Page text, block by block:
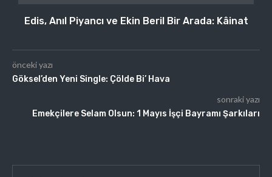
Edis, Anıl Piyancı ve Ekin Beril Bir Arada: Kâinat
önceki yazı
Göksel’den Yeni Single: Çölde Bi’ Hava
sonraki yazı
Emekçilere Selam Olsun: 1 Mayıs İşçi Bayramı Şarkıları